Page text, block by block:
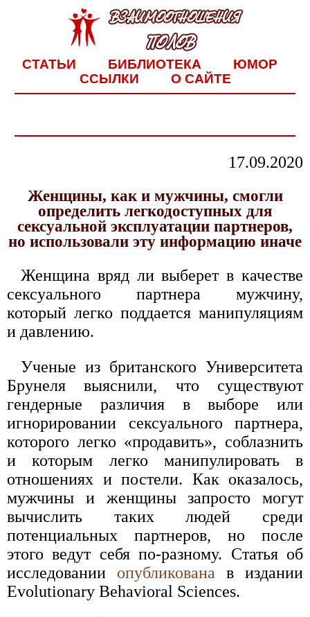
СТАТЬИ БИБЛИОТЕКА
ЮМОР
ССЫЛКИ
О САЙТЕ
17.09.2020
Женщины, как и мужчины, смогли
определить легкодоступных для
сексуальной эксплуатации партнеров,
но использовали эту информацию иначе
Женщина вряд ли выберет в качестве
сексуального партнера мужчину,
который легко поддается манипуляциям
и давлению.
Ученые из британского Университета
Брунеля выяснили, что существуют
гендерные различия в выборе или
игнорировании сексуального партнера,
которого легко «продавить», соблазнить
и которым легко манипулировать в
отношениях и постели. Как оказалось,
мужчины и женщины запросто могут
вычислить таких людей среди
потенциальных партнеров, но после
этого ведут себя по-разному. Статья об
исследовании опубликована в издании
Evolutionary Behavioral Sciences.